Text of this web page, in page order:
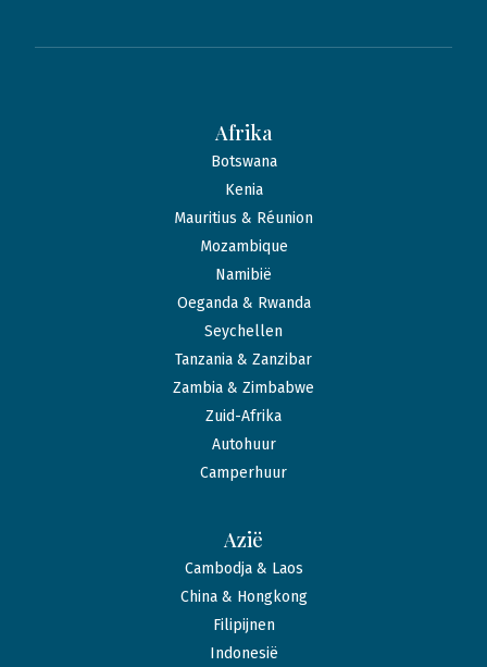
Afrika
Botswana
Kenia
Mauritius & Réunion
Mozambique
Namibië
Oeganda & Rwanda
Seychellen
Tanzania & Zanzibar
Zambia & Zimbabwe
Zuid-Afrika
Autohuur
Camperhuur
Azië
Cambodja & Laos
China & Hongkong
Filipijnen
Indonesië